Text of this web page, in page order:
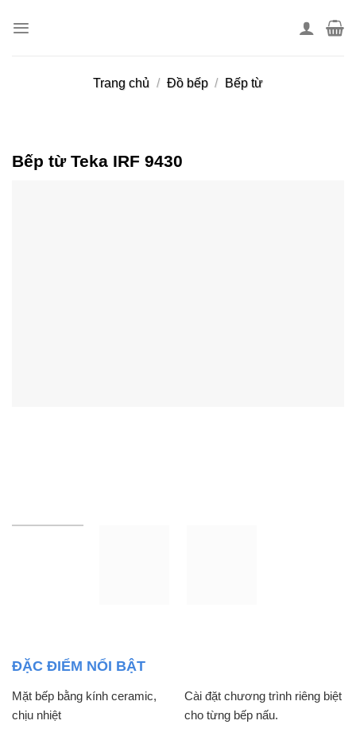
Trang chủ / Đồ bếp / Bếp từ
Bếp từ Teka IRF 9430
ĐẶC ĐIỂM NỔI BẬT
Mặt bếp bằng kính ceramic,
chịu nhiệt
Cài đặt chương trình riêng biệt
cho từng bếp nấu.